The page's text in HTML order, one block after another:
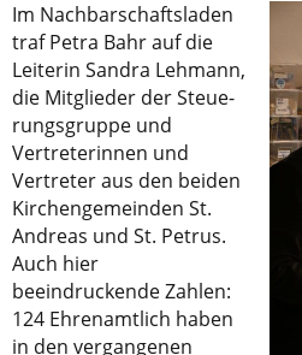
Im Nachbarschaftsladen
traf Petra Bahr auf die
Leiterin Sandra Lehmann,
die Mitglieder der Steue-
rungsgruppe und
Vertreterinnen und
Vertreter aus den beiden
Kirchengemeinden St.
Andreas und St. Petrus.
Auch hier
beeindruckende Zahlen:
124 Ehrenamtlich haben
in den vergangenen